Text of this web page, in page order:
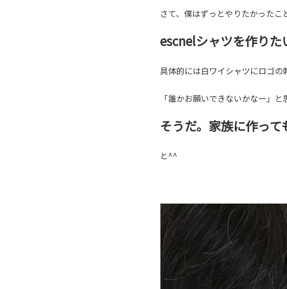
さて、僕はずっとやりたかったこ
escnelシャツを作りた
具体的には白ワイシャツにロゴ
「誰かお願いできないかなー」
そうだ。家族に作っ
と^^